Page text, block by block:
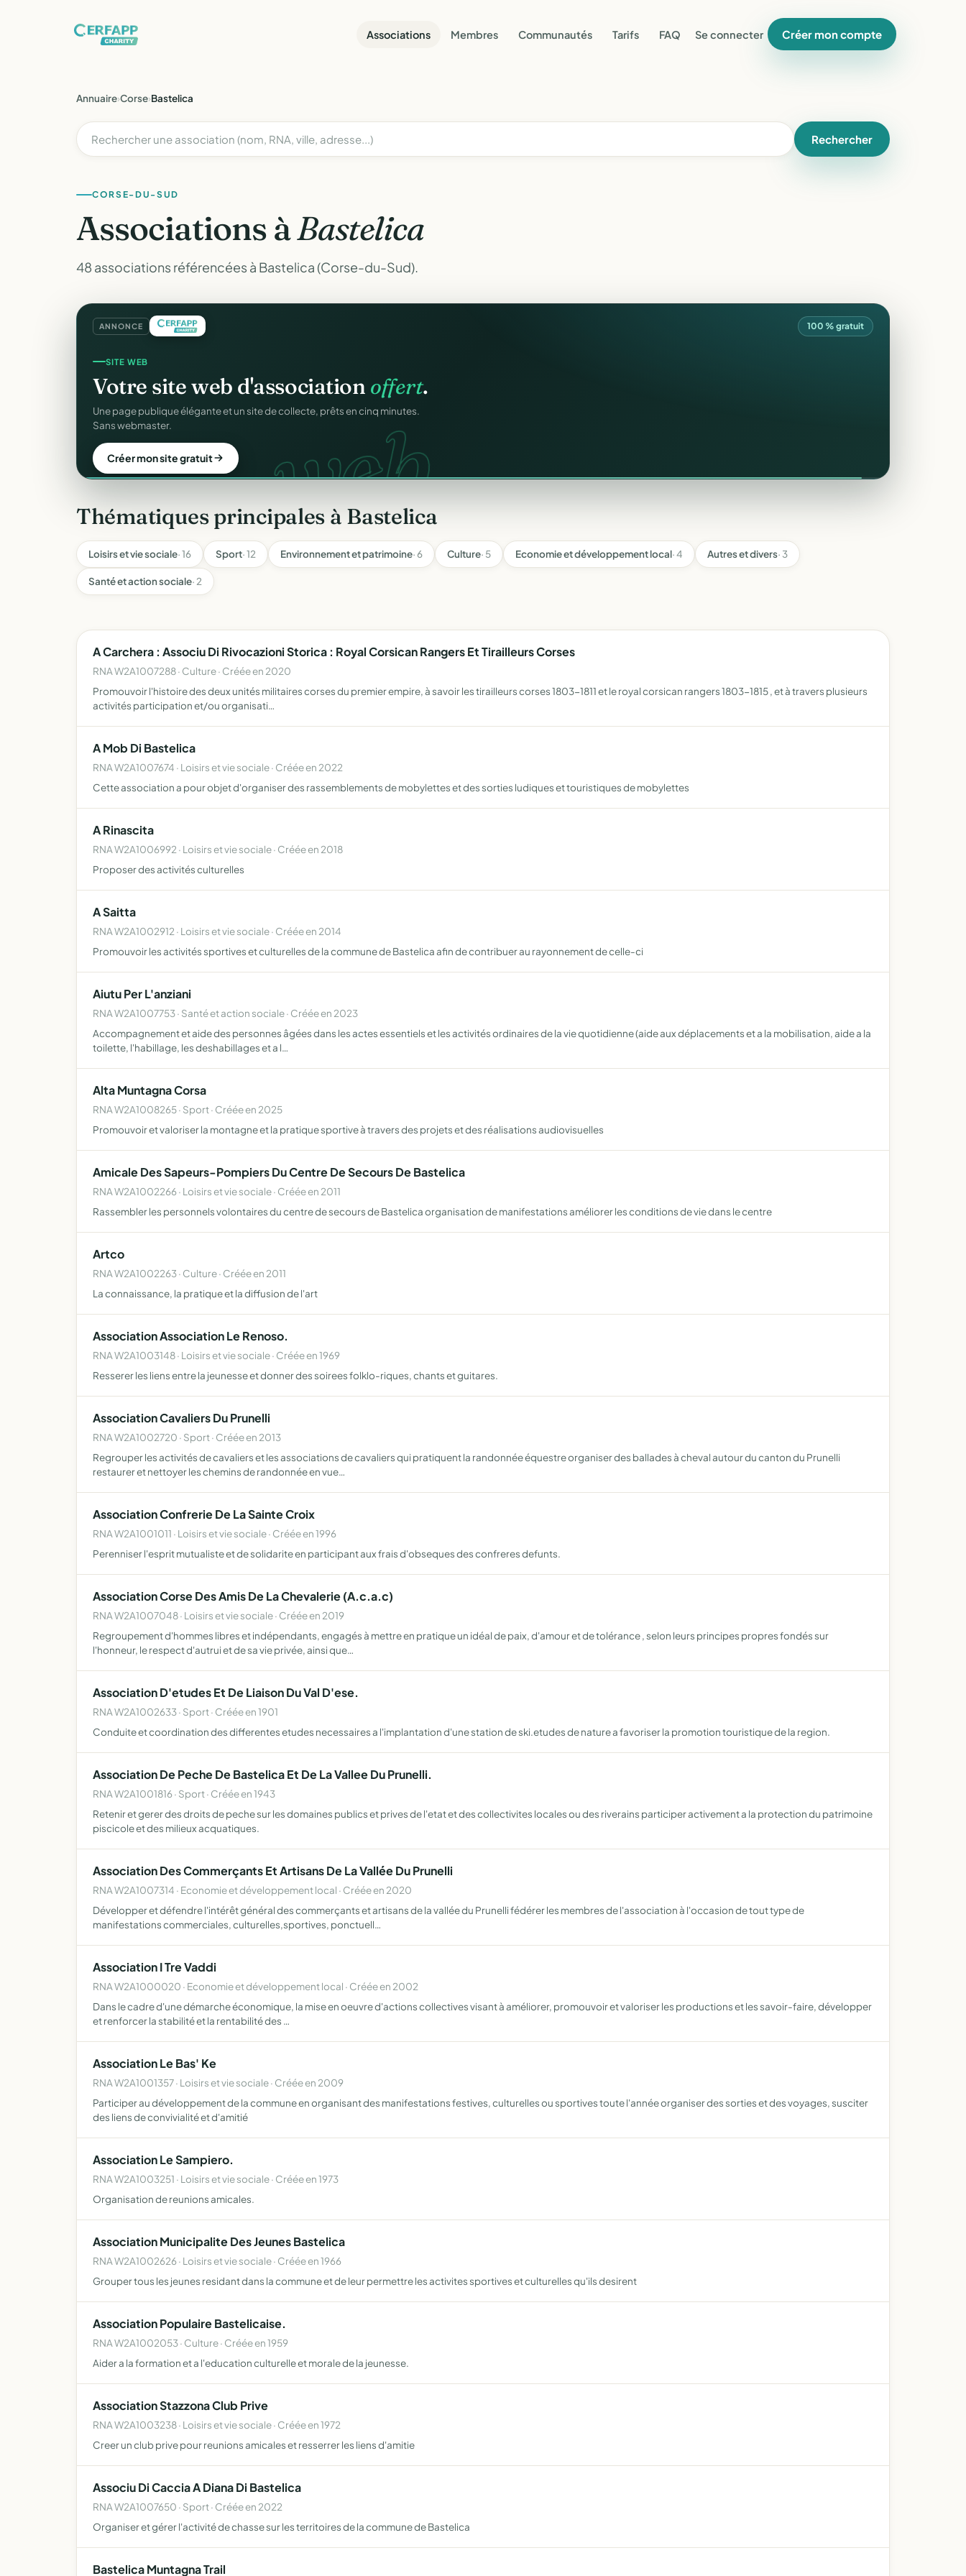
Associations Membres Communautés Tarifs FAQ Se connecter Créer mon compte
Annuaire›Corse›Bastelica
Rechercher
CORSE-DU-SUD
Associations àBastelica
48 associations référencées à Bastelica (Corse-du-Sud).
ANNONCE 100 % gratuit
gratuit.
GESTION D'ASSOCIATION
Gérez votre associationgratuitement
Membres, dons, événements, reçus — tout votre pilotage au même endroit,
sans rien payer.
Créer mon compte gratuit
Thématiques principales à Bastelica
Loisirs et vie sociale· 16 Sport· 12 Environnement et patrimoine· 6 Culture· 5 Economie et développement local· 4 Autres et divers· 3
Santé et action sociale· 2
A Carchera : Associu Di Rivocazioni Storica : Royal Corsican Rangers Et Tirailleurs Corses
RNA W2A1007288 · Culture · Créée en 2020
Promouvoir l'histoire des deux unités militaires corses du premier empire, à savoir les tirailleurs corses 1803-1811 et le royal corsican rangers 1803-1815 , et à travers plusieurs
activités participation et/ou organisati…
A Mob Di Bastelica
RNA W2A1007674 · Loisirs et vie sociale · Créée en 2022
Cette association a pour objet d'organiser des rassemblements de mobylettes et des sorties ludiques et touristiques de mobylettes
A Rinascita
RNA W2A1006992 · Loisirs et vie sociale · Créée en 2018
Proposer des activités culturelles
A Saitta
RNA W2A1002912 · Loisirs et vie sociale · Créée en 2014
Promouvoir les activités sportives et culturelles de la commune de Bastelica afin de contribuer au rayonnement de celle-ci
Aiutu Per L'anziani
RNA W2A1007753 · Santé et action sociale · Créée en 2023
Accompagnement et aide des personnes âgées dans les actes essentiels et les activités ordinaires de la vie quotidienne (aide aux déplacements et a la mobilisation, aide a la
toilette, l'habillage, les deshabillages et a l…
Alta Muntagna Corsa
RNA W2A1008265 · Sport · Créée en 2025
Promouvoir et valoriser la montagne et la pratique sportive à travers des projets et des réalisations audiovisuelles
Amicale Des Sapeurs-Pompiers Du Centre De Secours De Bastelica
RNA W2A1002266 · Loisirs et vie sociale · Créée en 2011
Rassembler les personnels volontaires du centre de secours de Bastelica organisation de manifestations améliorer les conditions de vie dans le centre
Artco
RNA W2A1002263 · Culture · Créée en 2011
La connaissance, la pratique et la diffusion de l'art
Association Association Le Renoso.
RNA W2A1003148 · Loisirs et vie sociale · Créée en 1969
Resserer les liens entre la jeunesse et donner des soirees folklo-riques, chants et guitares.
Association Cavaliers Du Prunelli
RNA W2A1002720 · Sport · Créée en 2013
Regrouper les activités de cavaliers et les associations de cavaliers qui pratiquent la randonnée équestre organiser des ballades à cheval autour du canton du Prunelli
restaurer et nettoyer les chemins de randonnée en vue…
Association Confrerie De La Sainte Croix
RNA W2A1001011 · Loisirs et vie sociale · Créée en 1996
Perenniser l'esprit mutualiste et de solidarite en participant aux frais d'obseques des confreres defunts.
Association Corse Des Amis De La Chevalerie (A.c.a.c)
RNA W2A1007048 · Loisirs et vie sociale · Créée en 2019
Regroupement d'hommes libres et indépendants, engagés à mettre en pratique un idéal de paix, d'amour et de tolérance , selon leurs principes propres fondés sur
l'honneur, le respect d'autrui et de sa vie privée, ainsi que…
Association D'etudes Et De Liaison Du Val D'ese.
RNA W2A1002633 · Sport · Créée en 1901
Conduite et coordination des differentes etudes necessaires a l'implantation d'une station de ski.etudes de nature a favoriser la promotion touristique de la region.
Association De Peche De Bastelica Et De La Vallee Du Prunelli.
RNA W2A1001816 · Sport · Créée en 1943
Retenir et gerer des droits de peche sur les domaines publics et prives de l'etat et des collectivites locales ou des riverains participer activement a la protection du patrimoine
piscicole et des milieux acquatiques.
Association Des Commerçants Et Artisans De La Vallée Du Prunelli
RNA W2A1007314 · Economie et développement local · Créée en 2020
Développer et défendre l'intérêt général des commerçants et artisans de la vallée du Prunelli fédérer les membres de l'association à l'occasion de tout type de
manifestations commerciales, culturelles,sportives, ponctuell…
Association I Tre Vaddi
RNA W2A1000020 · Economie et développement local · Créée en 2002
Dans le cadre d'une démarche économique, la mise en oeuvre d'actions collectives visant à améliorer, promouvoir et valoriser les productions et les savoir-faire, développer
et renforcer la stabilité et la rentabilité des …
Association Le Bas' Ke
RNA W2A1001357 · Loisirs et vie sociale · Créée en 2009
Participer au développement de la commune en organisant des manifestations festives, culturelles ou sportives toute l'année organiser des sorties et des voyages, susciter
des liens de convivialité et d'amitié
Association Le Sampiero.
RNA W2A1003251 · Loisirs et vie sociale · Créée en 1973
Organisation de reunions amicales.
Association Municipalite Des Jeunes Bastelica
RNA W2A1002626 · Loisirs et vie sociale · Créée en 1966
Grouper tous les jeunes residant dans la commune et de leur permettre les activites sportives et culturelles qu'ils desirent
Association Populaire Bastelicaise.
RNA W2A1002053 · Culture · Créée en 1959
Aider a la formation et a l'education culturelle et morale de la jeunesse.
Association Stazzona Club Prive
RNA W2A1003238 · Loisirs et vie sociale · Créée en 1972
Creer un club prive pour reunions amicales et resserrer les liens d'amitie
Associu Di Caccia A Diana Di Bastelica
RNA W2A1007650 · Sport · Créée en 2022
Organiser et gérer l'activité de chasse sur les territoires de la commune de Bastelica
Bastelica Muntagna Trail